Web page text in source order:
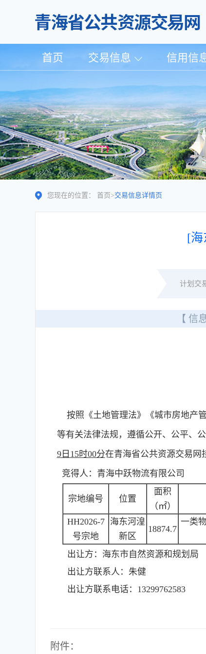
首页 交易信息 信用信
您现在的位置： 首页 >交易信息详情页
[海
计划交
【 信
按照《土地管理法》《城市房地产
等有关法律法规，遵循公开、公平、
9日15时00分在青海省公共资源交易网
竞得人：青海中跃物流有限公司
宗地编号 位置
面积
（㎡）
HH2026-7
号宗地
海东河湟
新区
18874.7
一类
出让方： 海东市自然资源和规划局
出让方联系人： 朱健
出让方联系电话： 13299762583
附件：